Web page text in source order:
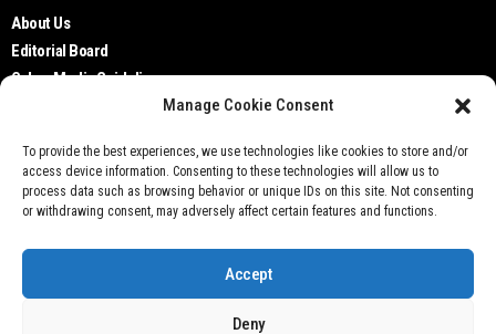
Manage Cookie Consent
To provide the best experiences, we use technologies like cookies to store and/or
access device information. Consenting to these technologies will allow us to
process data such as browsing behavior or unique IDs on this site. Not consenting
or withdrawing consent, may adversely affect certain features and functions.
Accept
Deny
About Us
Editorial Board
Cyber Media Guidelines
Privacy Policy
Contact Us